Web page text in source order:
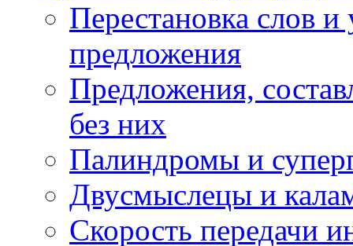
Перестановка слов
предложения
Предложения,
без них
Палиндромы и
Двусмыслецы и
Скорость передачи